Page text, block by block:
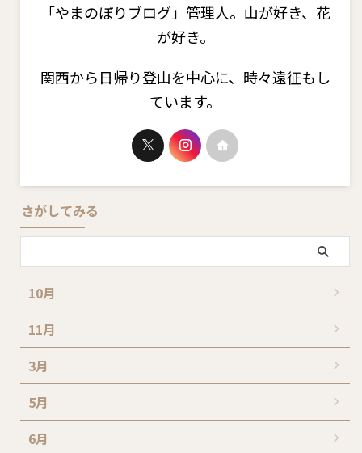
「やまのぼりブログ」管理人。山が好き、花
が好き。
関西から日帰り登山を中心に、時々遠征もし
ています。
さがしてみる
10月
11月
3月
5月
6月